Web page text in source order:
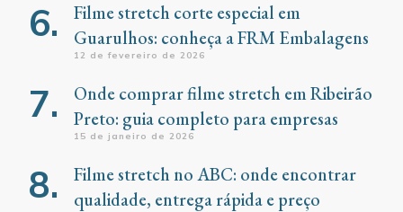
Filme stretch corte especial em
Guarulhos: conheça a FRM Embalagens
12 de fevereiro de 2026
Onde comprar filme stretch em Ribeirão
Preto: guia completo para empresas
15 de janeiro de 2026
Filme stretch no ABC: onde encontrar
qualidade, entrega rápida e preço